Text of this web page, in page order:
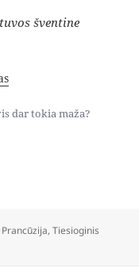
šventine
dar tokia maža?
Prancūzija,Tiesioginis